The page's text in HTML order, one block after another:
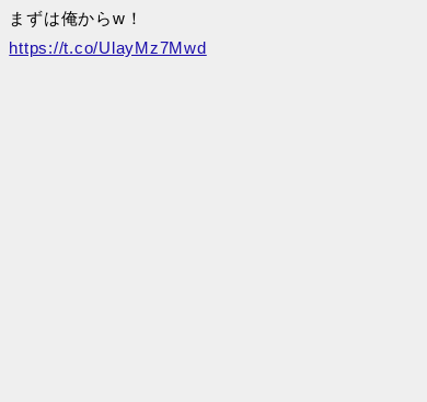
まずは俺からw！
https://t.co/UlayMz7Mwd